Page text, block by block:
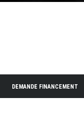
DEMANDE FINANCEMENT